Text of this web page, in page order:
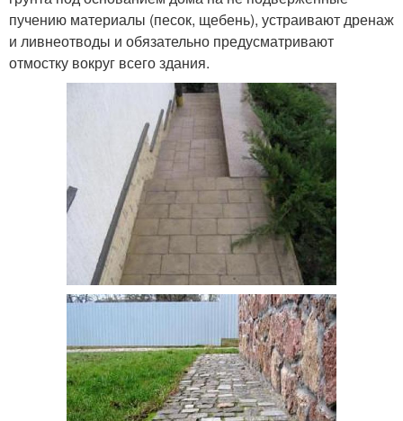
пучению материалы (песок, щебень), устраивают дренаж
и ливнеотводы и обязательно предусматривают
отмостку вокруг всего здания.